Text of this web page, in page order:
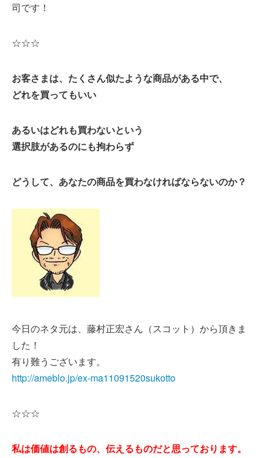
司です！
☆☆☆
お客さまは、たくさん似たような商品がある中で、
どれを買ってもいい
あるいはどれも買わないという
選択肢があるのにも拘わらず
どうして、あなたの商品を買わなければならないのか？
今日のネタ元は、藤村正宏さん（スコット）から頂きま
した！
有り難うございます。
http://ameblo.jp/ex-ma11091520sukotto
☆☆☆
私は価値は創るもの、伝えるものだと思っております。